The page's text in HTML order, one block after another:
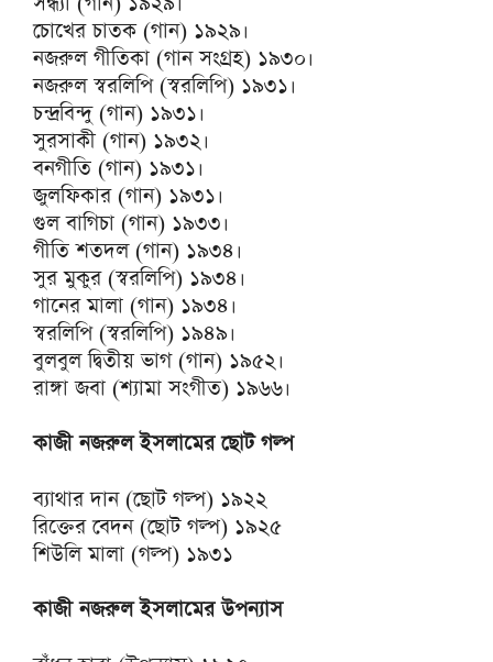
চোখের চাতক (গান) ১৯২৯।
নজরুল গীতিকা (গান সংগ্রহ) ১৯৩০।
নজরুল স্বরলিপি (স্বরলিপি) ১৯৩১।
চন্দ্রবিন্দু (গান) ১৯৩১।
সুরসাকী (গান) ১৯৩২।
বনগীতি (গান) ১৯৩১।
জুলফিকার (গান) ১৯৩১।
গুল বাগিচা (গান) ১৯৩৩।
গীতি শতদল (গান) ১৯৩৪।
সুর মুকুর (স্বরলিপি) ১৯৩৪।
গানের মালা (গান) ১৯৩৪।
স্বরলিপি (স্বরলিপি) ১৯৪৯।
বুলবুল দ্বিতীয় ভাগ (গান) ১৯৫২।
রাঙ্গা জবা (শ্যামা সংগীত) ১৯৬৬।
কাজী নজরুল ইসলামের ছোট গল্প
ব্যাথার দান (ছোট গল্প) ১৯২২
রিক্তের বেদন (ছোট গল্প) ১৯২৫
শিউলি মালা (গল্প) ১৯৩১
কাজী নজরুল ইসলামের উপন্যাস